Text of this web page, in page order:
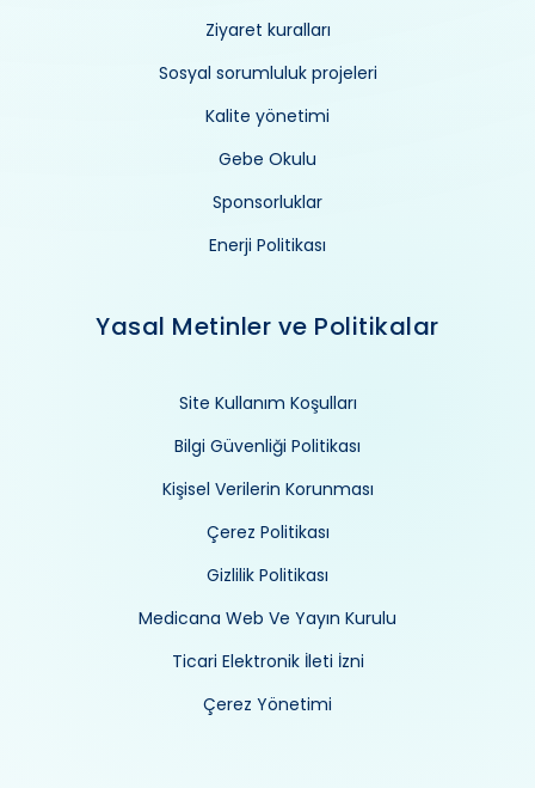
Ziyaret kuralları
Sosyal sorumluluk projeleri
Kalite yönetimi
Gebe Okulu
Sponsorluklar
Enerji Politikası
Yasal Metinler ve Politikalar
Site Kullanım Koşulları
Bilgi Güvenliği Politikası
Kişisel Verilerin Korunması
Çerez Politikası
Gizlilik Politikası
Medicana Web Ve Yayın Kurulu
Ticari Elektronik İleti İzni
Çerez Yönetimi